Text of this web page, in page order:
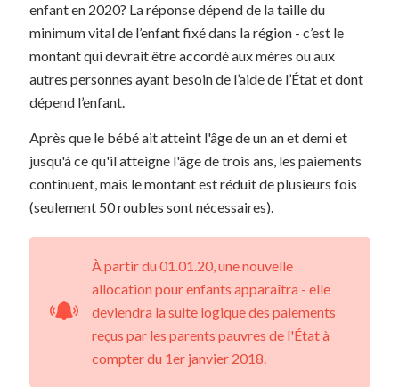
enfant en 2020? La réponse dépend de la taille du
minimum vital de l’enfant fixé dans la région - c’est le
montant qui devrait être accordé aux mères ou aux
autres personnes ayant besoin de l’aide de l’État et dont
dépend l’enfant.
Après que le bébé ait atteint l'âge de un an et demi et
jusqu'à ce qu'il atteigne l'âge de trois ans, les paiements
continuent, mais le montant est réduit de plusieurs fois
(seulement 50 roubles sont nécessaires).
À partir du 01.01.20, une nouvelle
allocation pour enfants apparaîtra - elle
deviendra la suite logique des paiements
reçus par les parents pauvres de l'État à
compter du 1er janvier 2018.